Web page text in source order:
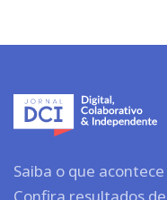
Saiba o que